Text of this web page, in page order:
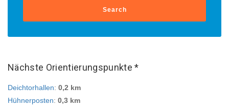
Search
Nächste Orientierungspunkte *
Deichtorhallen: 0,2 km
Hühnerposten: 0,3 km